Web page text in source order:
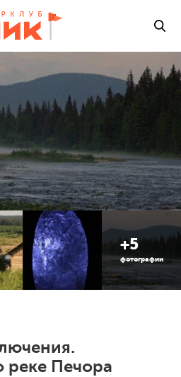
+5
фотографии
реке Печора